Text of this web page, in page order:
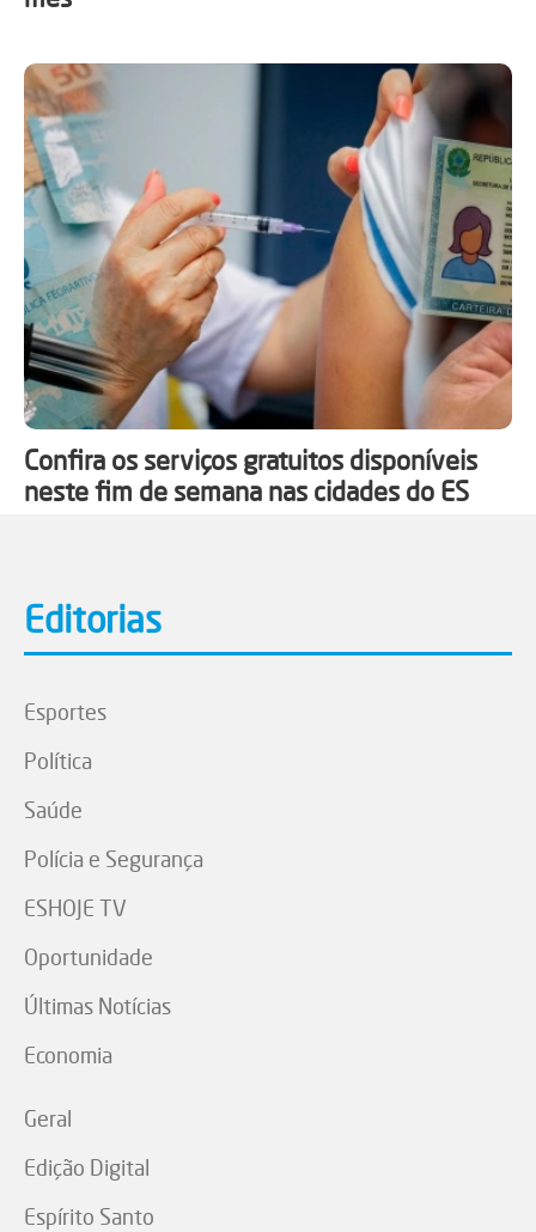
Confira os serviços gratuitos disponíveis
neste fim de semana nas cidades do ES
Editorias
Esportes
Política
Saúde
Polícia e Segurança
ESHOJE TV
Oportunidade
Últimas Notícias
Economia
Geral
Edição Digital
Espírito Santo